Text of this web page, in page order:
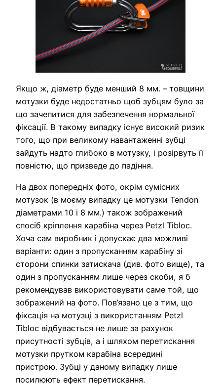
Якщо ж, діаметр буде менший 8 мм. – товщини
мотузки буде недостатньо щоб зубцям було за
що зачепитися для забезпечення нормальної
фіксації. В такому випадку існує високий ризик
того, що при великому навантаженні зубці
зайдуть надто глибоко в мотузку, і розірвуть її
повністю, що призведе до падіння.
На двох попередніх фото, окрім сумісних
мотузок (в моєму випадку це мотузки Tendon
діаметрами 10 і 8 мм.) також зображений
спосіб кріплення карабіна через Petzl Tibloc.
Хоча сам виробник і допускає два можливі
варіанти: один з пропусканням карабіну зі
сторони спинки затискача (див. фото вище), та
один з пропусканням лише через скоби, я б
рекомендував використовувати саме той, що
зображений на фото. Пов’язано це з тим, що
фіксація на мотузці з використанням Petzl
Tibloc відбувається не лише за рахунок
присутності зубців, а і шляхом перетискання
мотузки прутком карабіна всередині
пристрою. Зубці у даному випадку лише
посилюють ефект перетискання.